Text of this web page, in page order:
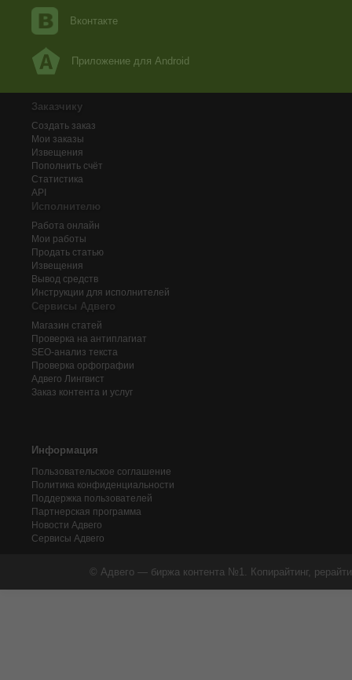
Вконтакте
Приложение для Android
Заказчику
Создать заказ
Мои заказы
Извещения
Пополнить счёт
Статистика
API
Исполнителю
Работа онлайн
Мои работы
Продать статью
Извещения
Вывод средств
Инструкции для исполнителей
Сервисы Адвего
Магазин статей
Проверка на антиплагиат
SEO-анализ текста
Проверка орфографии
Адвего Лингвист
Заказ контента и услуг
Информация
Пользовательское соглашение
Политика конфиденциальности
Поддержка пользователей
Партнерская программа
Новости Адвего
Сервисы Адвего
© Адвего — биржа контента №1. Копирайтинг,